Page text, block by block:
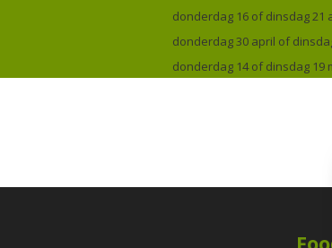
donderdag 16 of dinsdag 21
donderdag 30 april of
donderdag 14 of dinsdag 19